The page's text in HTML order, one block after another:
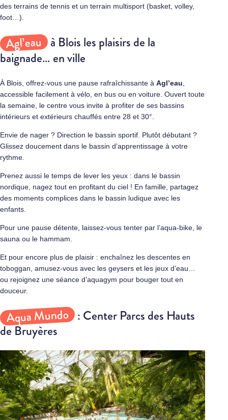
des terrains de tennis et un terrain multisport (basket, volley,
foot…).
Agl’eau à Blois les plaisirs de la
baignade… en ville
À Blois, offrez-vous une pause rafraîchissante à Agl’eau
accessible facilement à vélo, en bus ou en voiture. Ouvert toute
la semaine, le centre vous invite à profiter de ses bassins
intérieurs et extérieurs chauffés entre 28 et 30°.
Envie de nager ? Direction le bassin sportif. Plutôt débutant ?
Glissez doucement dans le bassin d’apprentissage à votre
rythme.
Prenez aussi le temps de lever les yeux : dans le bassin
nordique, nagez tout en profitant du ciel ! En famille, partagez
des moments complices dans le bassin ludique avec les
enfants.
Pour une pause détente, laissez-vous tenter par l’aqua-bike, le
sauna ou le hammam.
Et pour encore plus de plaisir : enchaînez les descentes en
toboggan, amusez-vous avec les geysers et les jeux d’eau…
ou rejoignez une séance d’aquagym pour bouger tout en
douceur.
Aqua Mundo : Center Parcs des Hauts
de Bruyères